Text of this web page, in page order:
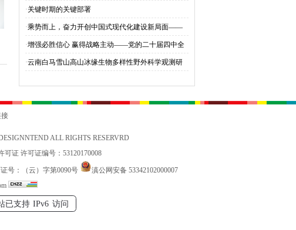
·关键时期的关键部署
·乘势而上，奋力开创中国式现代化建设新局面——
与会同志谈贯彻落实党的二十届四中全会精神
·增强必胜信心 赢得战略主动——党的二十届四中全
会锚定中国式现代化发展新目标
·云南白马雪山高山冰缘生物多样性野外科学观测研